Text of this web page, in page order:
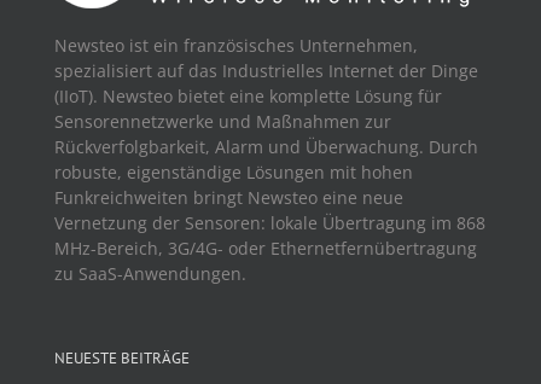
Newsteo ist ein französisches Unternehmen,
spezialisiert auf das Industrielles Internet der Dinge
(IIoT). Newsteo bietet eine komplette Lösung für
Sensorennetzwerke und Maßnahmen zur
Rückverfolgbarkeit, Alarm und Überwachung. Durch
robuste, eigenständige Lösungen mit hohen
Funkreichweiten bringt Newsteo eine neue
Vernetzung der Sensoren: lokale Übertragung im 868
MHz-Bereich, 3G/4G- oder Ethernetfernübertragung
zu SaaS-Anwendungen.
NEUESTE BEITRÄGE